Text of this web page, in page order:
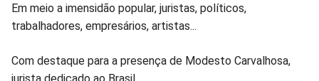
Em meio a imensidão popular, juristas, políticos,
trabalhadores, empresários, artistas...
Com destaque para a presença de Modesto Carvalhosa,
jurista dedicado ao Brasil.